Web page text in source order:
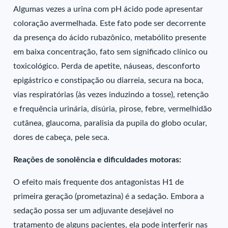
Algumas vezes a urina com pH ácido pode apresentar
coloração avermelhada. Este fato pode ser decorrente
da presença do ácido rubazônico, metabólito presente
em baixa concentração, fato sem significado clínico ou
toxicológico. Perda de apetite, náuseas, desconforto
epigástrico e constipação ou diarreia, secura na boca,
vias respiratórias (às vezes induzindo a tosse), retenção
e frequência urinária, disúria, pirose, febre, vermelhidão
cutânea, glaucoma, paralisia da pupila do globo ocular,
dores de cabeça, pele seca.
Reações de sonolência e dificuldades motoras:
O efeito mais frequente dos antagonistas H1 de
primeira geração (prometazina) é a sedação. Embora a
sedação possa ser um adjuvante desejável no
tratamento de alguns pacientes, ela pode interferir nas